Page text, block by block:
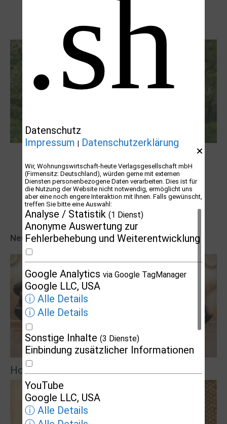
Letj fröögels
Robert Schads „Blickweit“: Linien im Land
der Horizonte
Neueste Veranstaltungseinträge
Hof Brache: La Mano Letal
Datenschutz
Impressum
Datenschutzerklärung
Wir, Wohnungswirtschaft-heute Verlagsgesellschaft mbH
(Firmensitz: Deutschland), würden gerne mit externen
Diensten personenbezogene Daten verarbeiten. Dies ist für
die Nutzung der Website nicht notwendig, ermöglicht uns
aber eine noch engere Interaktion mit Ihnen. Falls gewünscht,
treffen Sie bitte eine Auswahl:
Analyse / Statistik (1 Dienst)
Anonyme Auswertung zur
Fehlerbehebung und Weiterentwicklung
Google Analytics via Google TagManager
Google LLC, USA
ⓘ Alle Details
ⓘ Alle Details
Sonstige Inhalte (3 Dienste)
Einbindung zusätzlicher Informationen
YouTube
Google LLC, USA
ⓘ Alle Details